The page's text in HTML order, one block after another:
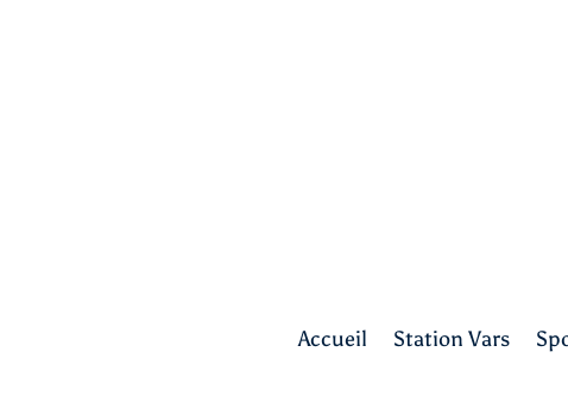
Accueil Station Vars